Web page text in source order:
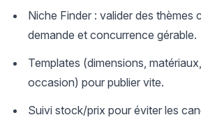
Niche Finder : valider des thèmes
demande et concurrence gérable.
Templates (dimensions,
occasion) pour publier vite.
Suivi stock/prix pour éviter les